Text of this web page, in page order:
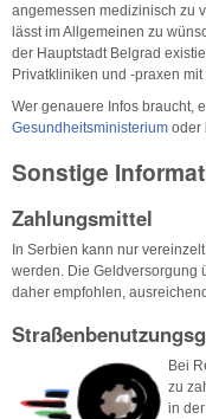
angemessen medizinisch zu
lässt im Allgemeinen zu
der Hauptstadt Belgrad
Privatkliniken und -praxen
Wer genauere Infos braucht,
Gesundheitsministerium oder
Sonstige
Zahlungsmittel
In Serbien kann nur
werden. Die Geldversorgung
daher empfohlen,
Bei
zu
in